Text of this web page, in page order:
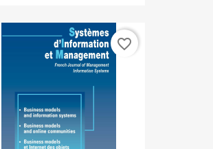
favorite_border